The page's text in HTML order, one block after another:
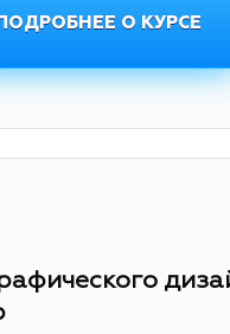
ПОДРОБНЕЕ О КУРСЕ